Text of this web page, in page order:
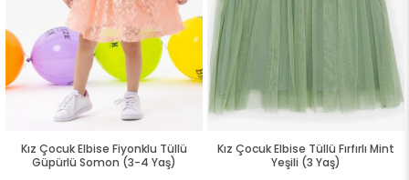
Kız Çocuk Elbise Fiyonklu Tüllü
Güpürlü Somon (3-4 Yaş)
Kız Çocuk Elbise Tüllü Fırfırlı Mint
Yeşili (3 Yaş)